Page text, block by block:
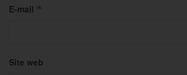
E-mail *
Site web